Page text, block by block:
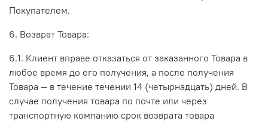
Покупателем.
6. Возврат Товара:
6.1. Клиент вправе отказаться от заказанного Товара в
любое время до его получения, а после получения
Товара — в течение течении 14 (четырнадцать) дней. В
случае получения товара по почте или через
транспортную компанию срок возврата товара